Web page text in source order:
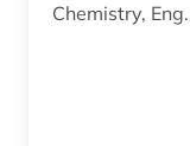
Chemistry,